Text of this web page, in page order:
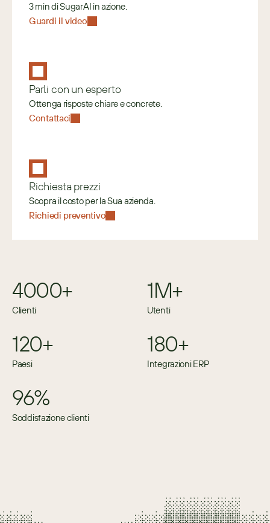
3 min di SugarAI in azione.
Guardi il video
Parli con un esperto
Ottenga risposte chiare e concrete.
Contattaci
Richiesta prezzi
Scopra il costo per la Sua azienda.
Richiedi preventivo
4000+
Clienti
1M+
Utenti
120+
Paesi
180+
Integrazioni ERP
96%
Soddisfazione clienti